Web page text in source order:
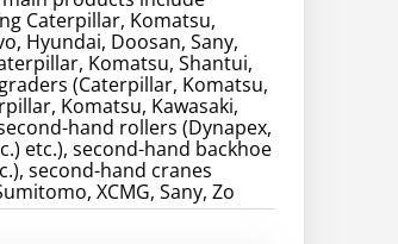
Caterpillar, Komatsu,
Hyundai, Doosan, Sany,
Komatsu, Shantui,
(Caterpillar, Komatsu,
Komatsu, Kawasaki,
hand rollers (Dynapex,
etc.), second-hand backhoe
second-hand cranes
XCMG, Sany, Zo